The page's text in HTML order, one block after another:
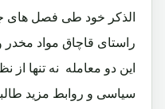
الذکر خود طی فصل های
راستای قاچاق مواد مخدر
این دو معامله نه تنها از
سیاسی و روابط مزید